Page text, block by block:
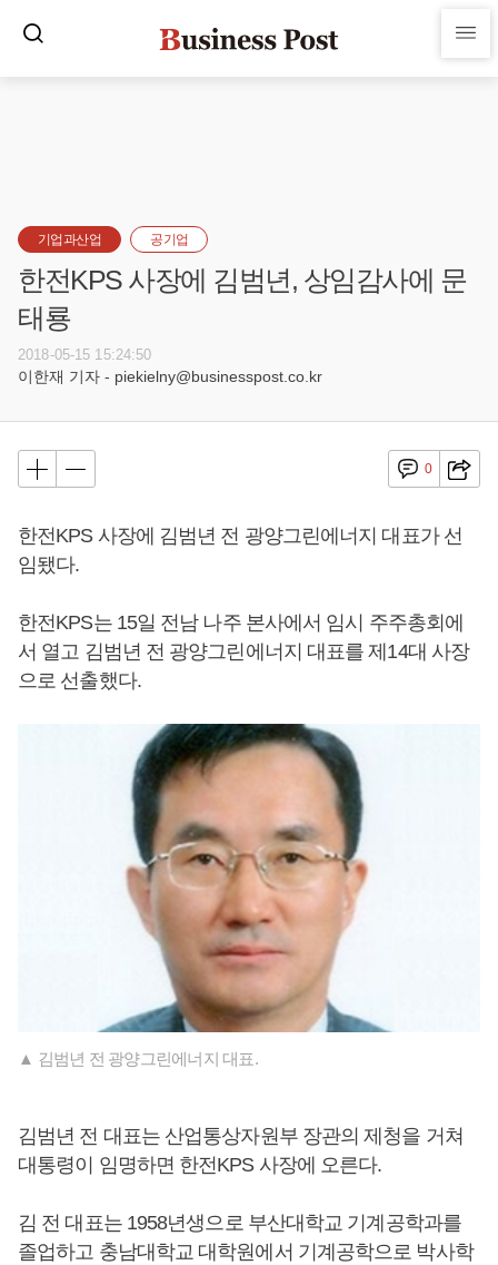
기업과산업 공기업
한전KPS 사장에 김범년, 상임감사에 문
태룡
2018-05-15 15:24:50
이한재 기자 - piekielny@businesspost.co.kr
0
한전KPS 사장에 김범년 전 광양그린에너지 대표가 선
임됐다.
한전KPS는 15일 전남 나주 본사에서 임시 주주총회에
서 열고 김범년 전 광양그린에너지 대표를 제14대 사장
으로 선출했다.
▲ 김범년 전 광양그린에너지 대표.
김범년 전 대표는 산업통상자원부 장관의 제청을 거쳐
대통령이 임명하면 한전KPS 사장에 오른다.
김 전 대표는 1958년생으로 부산대학교 기계공학과를
졸업하고 충남대학교 대학원에서 기계공학으로 박사학